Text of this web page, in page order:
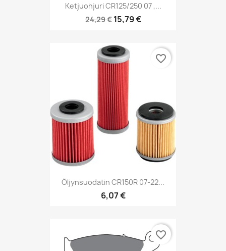
Ketjuohjuri CR125/250 07 ,...
24,29 € 15,79 €
Öljynsuodatin CR150R 07-22...
6,07 €
favorite_border
favorite_border